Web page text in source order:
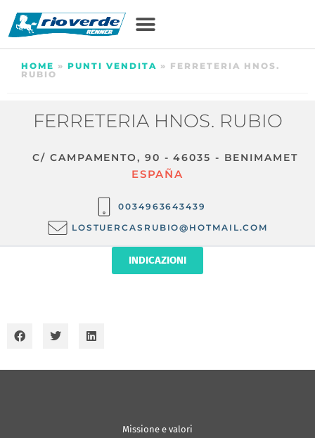
HOME » PUNTI VENDITA » FERRETERIA HNOS.
RUBIO
FERRETERIA HNOS. RUBIO
C/ CAMPAMENTO, 90 - 46035 - BENIMAMET
ESPAÑA
0034963643439
LOSTUERCASRUBIO@HOTMAIL.COM
INDICAZIONI
Missione e valori